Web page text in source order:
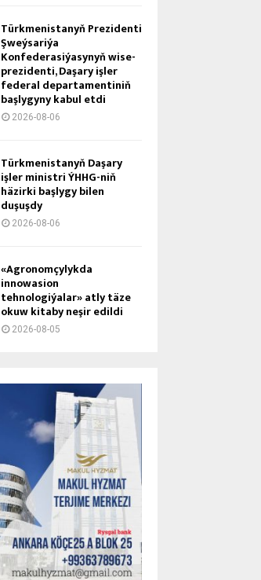
Türkmenistanyň Prezidenti
Şweýsariýa
Konfederasiýasynyň wise-
prezidenti, Daşary işler
federal departamentiniň
başlygyny kabul etdi
2026-08-06
Türkmenistanyň Daşary
işler ministri ÝHHG-niň
häzirki başlygy bilen
duşuşdy
2026-08-06
«Agronomçylykda
innowasion
tehnologiýalar» atly täze
okuw kitaby neşir edildi
2026-08-05